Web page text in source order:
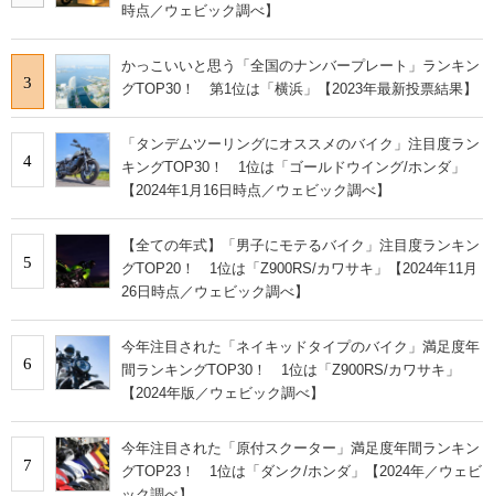
時点／ウェビック調べ】
3
かっこいいと思う「全国のナンバープレート」ランキン
グTOP30！ 第1位は「横浜」【2023年最新投票結果】
4
「タンデムツーリングにオススメのバイク」注目度ラン
キングTOP30！ 1位は「ゴールドウイング/ホンダ」
【2024年1月16日時点／ウェビック調べ】
5
【全ての年式】「男子にモテるバイク」注目度ランキン
グTOP20！ 1位は「Z900RS/カワサキ」【2024年11月
26日時点／ウェビック調べ】
6
今年注目された「ネイキッドタイプのバイク」満足度年
間ランキングTOP30！ 1位は「Z900RS/カワサキ」
【2024年版／ウェビック調べ】
7
今年注目された「原付スクーター」満足度年間ランキン
グTOP23！ 1位は「ダンク/ホンダ」【2024年／ウェビ